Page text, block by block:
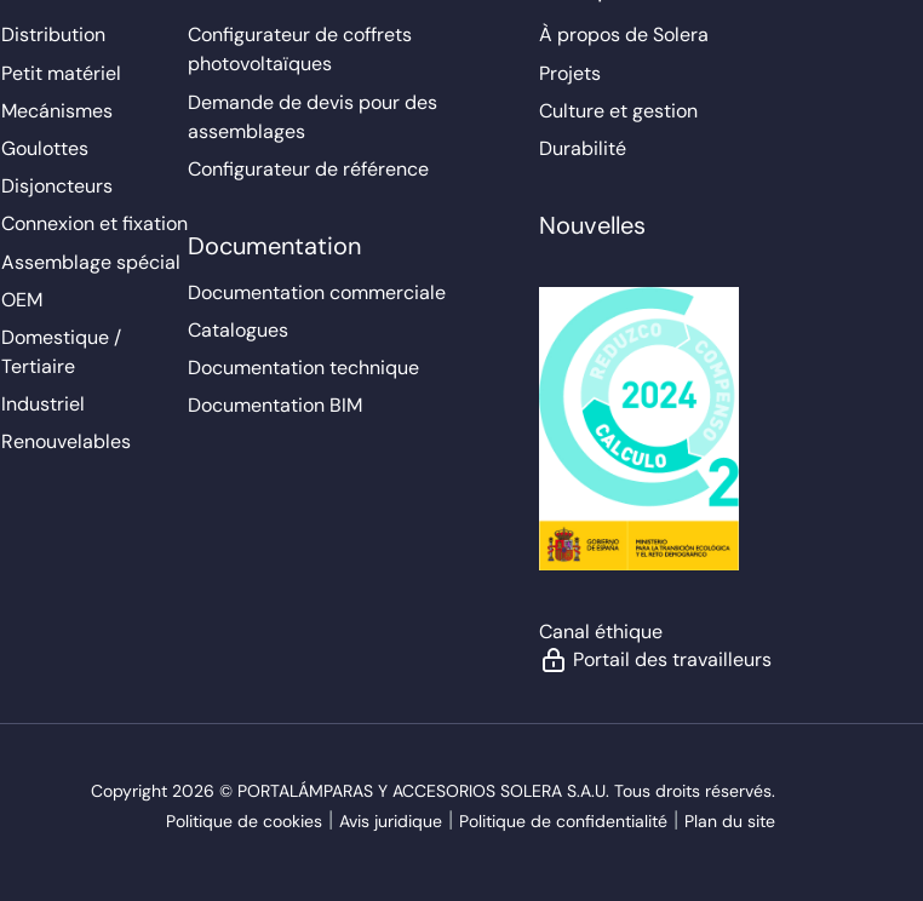
Distribution
Petit matériel
Mecánismes
Goulottes
Disjoncteurs
Connexion et fixation
Assemblage spécial
OEM
Domestique /
Tertiaire
Industriel
Renouvelables
Configurateur de coffrets
photovoltaïques
Demande de devis pour des
assemblages
Configurateur de référence
Documentation
Documentation commerciale
Catalogues
Documentation technique
Documentation BIM
À propos de Solera
Projets
Culture et gestion
Durabilité
Nouvelles
Canal éthique
Portail des travailleurs
Copyright 2026 © PORTALÁMPARAS Y ACCESORIOS SOLERA S.A.U. Tous droits réservés.
Politique de cookies
Avis juridique Politique de confidentialité Plan du site